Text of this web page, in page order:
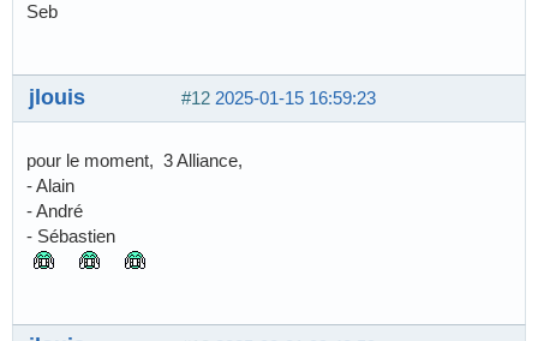
Seb
#12 2025-01-15 16:59:23
jlouis
pour le moment, 3 Alliance,
- Alain
- André
- Sébastien